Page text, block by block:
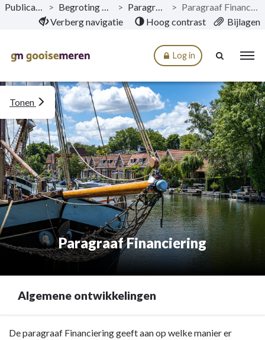
Naar hoofdinhoud
Publicaties > Begroting 2024 > Paragrafen >
Paragraaf Financiering
Verberg navigatie
Hoog contrast Bijlagen
Log in
Paragraaf Financiering
Tonen
Algemene ontwikkelingen
Terug
De paragraaf Financiering geeft aan op welke manier er